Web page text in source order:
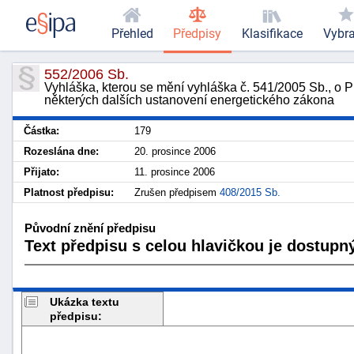
552/2006 Sb.
Vyhláška, kterou se mění vyhláška č. 541/2005 Sb., o
některých dalších ustanovení energetického zákona
Částka:
179
Rozeslána dne:
20. prosince 2006
Přijato:
11. prosince 2006
Platnost předpisu:
Zrušen předpisem 408/2015 Sb.
Původní znění předpisu
Text předpisu s celou hlavičkou je
Ukázka textu
předpisu:
Přehled Předpisy Klasifikace